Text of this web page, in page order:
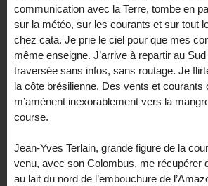
communication avec la Terre, tombe en
sur la météo, sur les courants et sur tout
chez cata. Je prie le ciel pour que mes
même enseigne. J’arrive à repartir au
traversée sans infos, sans routage. Je
la côte brésilienne. Des vents et courants
m’amènent inexorablement vers la
course.
Jean-Yves Terlain, grande figure de la
venu, avec son Colombus, me récupérer
au lait du nord de l’embouchure de